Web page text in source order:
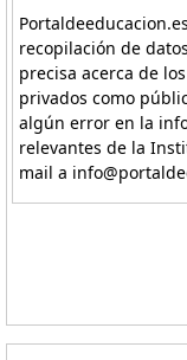
recopilación de
precisa acerca de
privados como
algún error en la
relevantes de la
mail a